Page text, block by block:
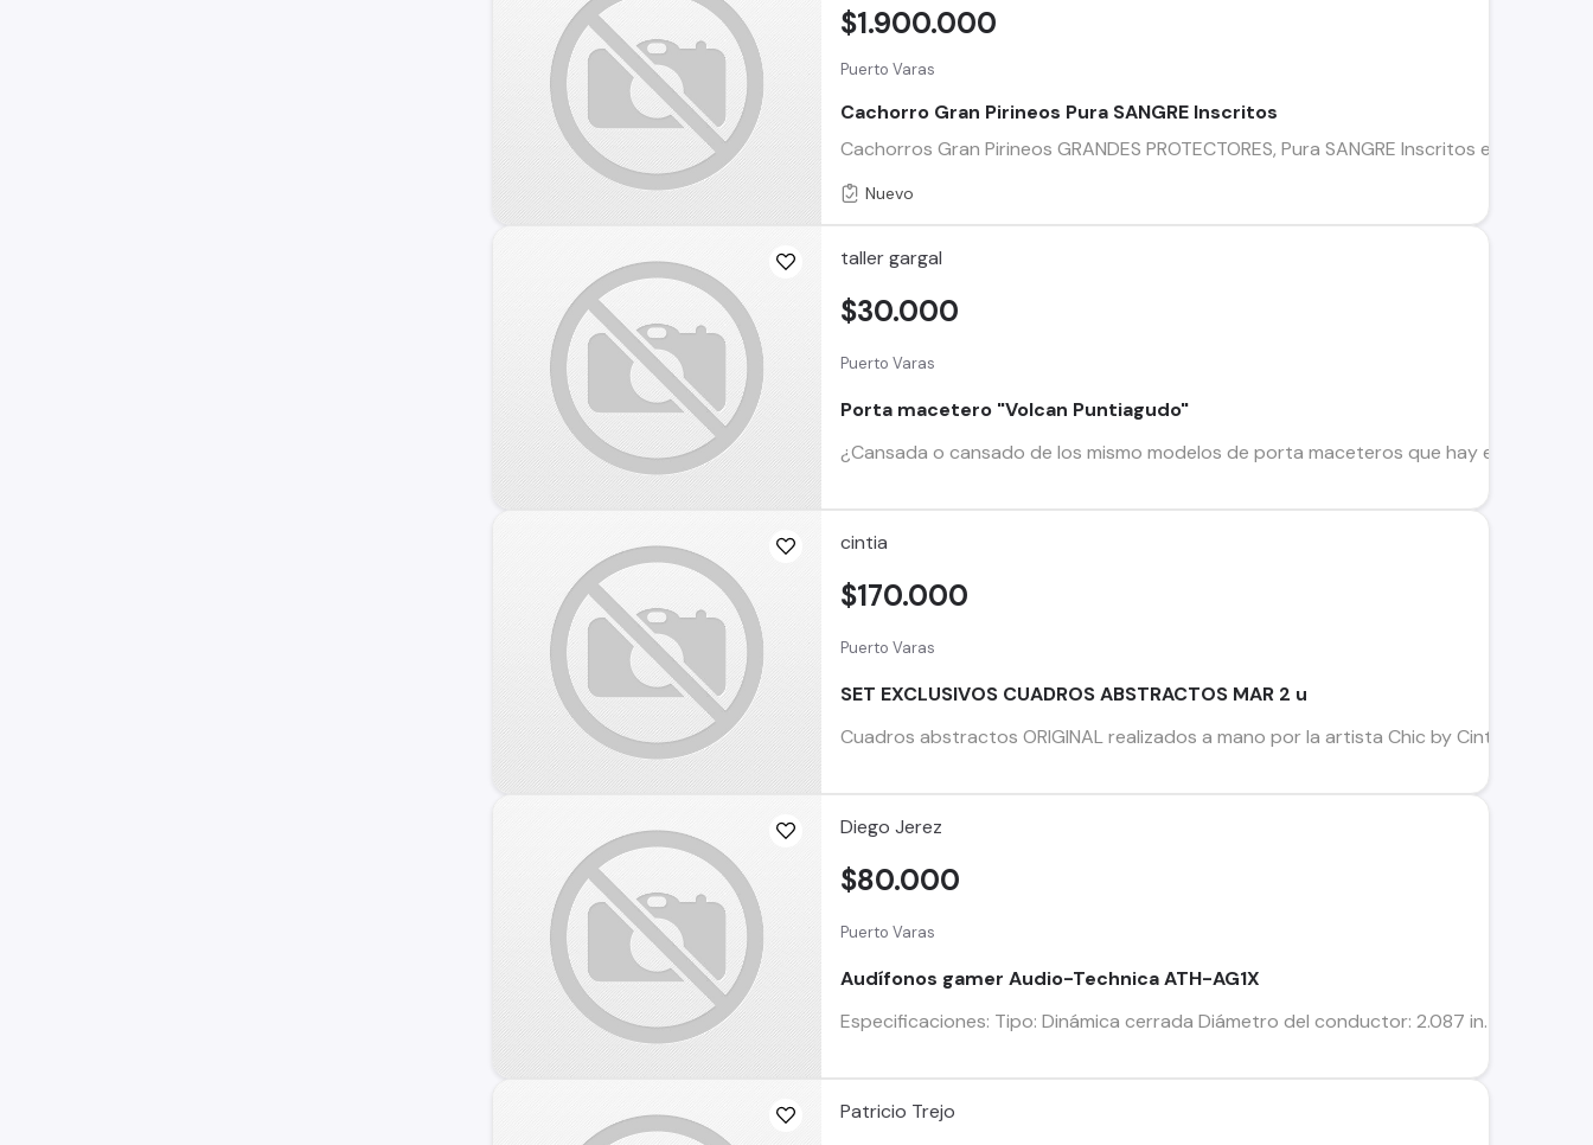
Puerto Varas
Cachorro Gran Pirineos Pura SANGRE Inscritos
Cachorros Gran Pirineos GRANDES PROTECTORES, Pura SANGRE Inscritos en él
$1.900.000
Nuevo
taller gargal
Puerto Varas
Porta macetero "Volcan Puntiagudo"
¿Cansada o cansado de los mismo modelos de porta maceteros que hay en el
$30.000
cintia
Puerto Varas
SET EXCLUSIVOS CUADROS ABSTRACTOS MAR 2 u
Cuadros abstractos ORIGINAL realizados a mano por la artista Chic by Cintia EN
$170.000
Diego Jerez
Puerto Varas
Audífonos gamer Audio-Technica ATH-AG1X
Especificaciones: Tipo: Dinámica cerrada Diámetro del conductor: 2.087 in.
$80.000
Patricio Trejo